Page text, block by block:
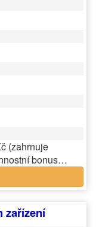
(zahrnuje
bonus…
zařízení